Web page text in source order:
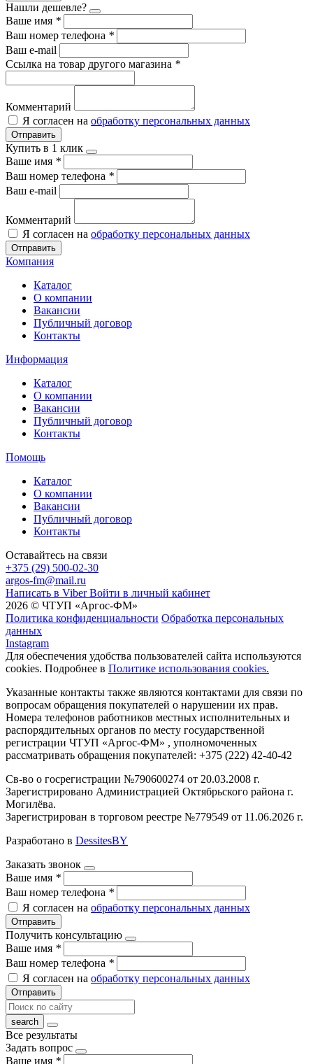
Нашли дешевле?
Ваше имя *
Ваш номер телефона *
Ваш e-mail
Ссылка на товар другого магазина *
Комментарий
Я согласен на обработку персональных данных
Отправить
Купить в 1 клик
Ваше имя *
Ваш номер телефона *
Ваш e-mail
Комментарий
Я согласен на обработку персональных данных
Отправить
Компания
Каталог
О компании
Вакансии
Публичный договор
Контакты
Информация
Каталог
О компании
Вакансии
Публичный договор
Контакты
Помощь
Каталог
О компании
Вакансии
Публичный договор
Контакты
Оставайтесь на связи
+375 (29) 500-02-30
argos-fm@mail.ru
Написать в Viber Войти в личный кабинет
2026 © ЧТУП «Аргос-ФМ»
Политика конфиденциальности Обработка персональных
данных
Instagram
Для обеспечения удобства пользователей сайта используются
cookies. Подробнее в Политике использования cookies.
Указанные контакты также являются контактами для связи по
вопросам обращения покупателей о нарушении их прав.
Номера телефонов работников местных исполнительных и
распорядительных органов по месту государственной
регистрации ЧТУП «Аргос-ФМ» , уполномоченных
рассматривать обращения покупателей: +375 (222) 42-40-42
Св-во о госрегистрации №790600274 от 20.03.2008 г.
Зарегистрировано Администрацией Октябрьского района г.
Могилёва.
Зарегистрирован в торговом реестре №779549 от 11.06.2026 г.
Разработано в DessitesBY
Заказать звонок
Ваше имя *
Ваш номер телефона *
Я согласен на обработку персональных данных
Отправить
Получить консультацию
Ваше имя *
Ваш номер телефона *
Я согласен на обработку персональных данных
Отправить
Все результаты
Задать вопрос
Ваше имя *